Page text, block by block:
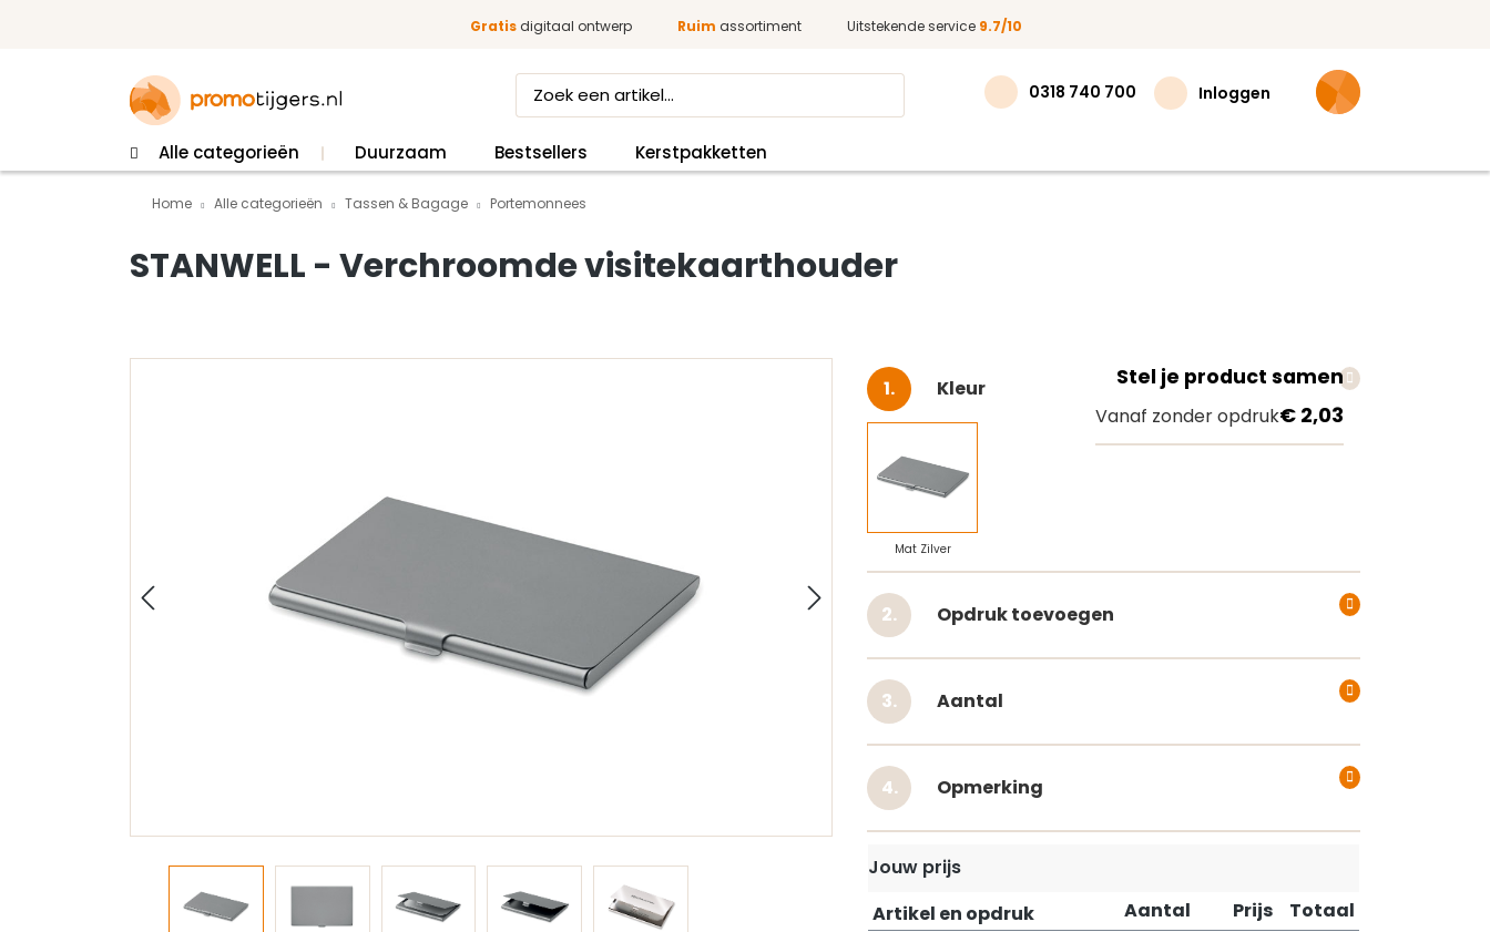
Gratisdigitaal ontwerp Ruim assortiment Uitstekende service 9.7/10
0318 740 700 Inloggen
Alle categorieën Duurzaam Bestsellers Kerstpakketten
Home Alle categorieën Tassen & Bagage Portemonnees
STANWELL - Verchroomde visitekaarthouder
Stel je product samen
Vanaf zonder opdruk€ 2,03
Selecteer
Kleur
Mat Zilver
Opdruk toevoegen
Aantal
Opmerking
Jouw prijs
Artikel en opdruk
Aantal Prijs
Totaal